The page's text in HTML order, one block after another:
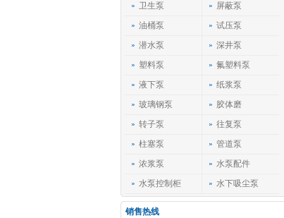
卫生泵
屏蔽泵
油桶泵
试压泵
潜水泵
深井泵
塑料泵
氟塑料泵
液下泵
纸浆泵
玻璃钢泵
胶体磨
转子泵
往复泵
柱塞泵
管道泵
浓浆泵
水泵配件
水泵控制柜
水下吸尘泵
销售热线